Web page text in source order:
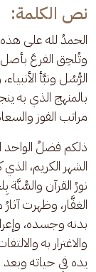
نص الكلمة:
الحمدُ لله على هذه
وتُلحِق الفرعَ
الرُّسُل ونبَّأ
بالمنهج الذي به
مراتب الفوز
ذلكم فضلُ الواحد
الشهر الكريم،
نورُ القرآن والسُّنَّة
الغفَّار، وظهرت
بدنه وجسده،
والاغترار به
يده في حياته وبعد